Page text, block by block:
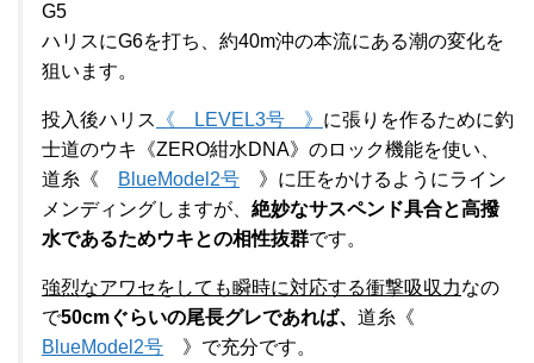
G5
ハリスにG6を打ち、約40m沖の本流にある潮の変化を
狙います。
投入後ハリス 《 LEVEL3号 》 に張りを作るために釣
士道のウキ《ZERO紺水DNA》のロック機能を使い、
道糸《
BlueModel2号 》に圧をかけるようにライン
メンディングしますが、 絶妙なサスペンド具合と高撥
水であるためウキとの相性抜群です。
強烈なアワセをしても瞬時に対応する衝撃吸収力なの
で50cmぐらいの尾長グレであれば、 道糸《
BlueModel2号 》で充分です。